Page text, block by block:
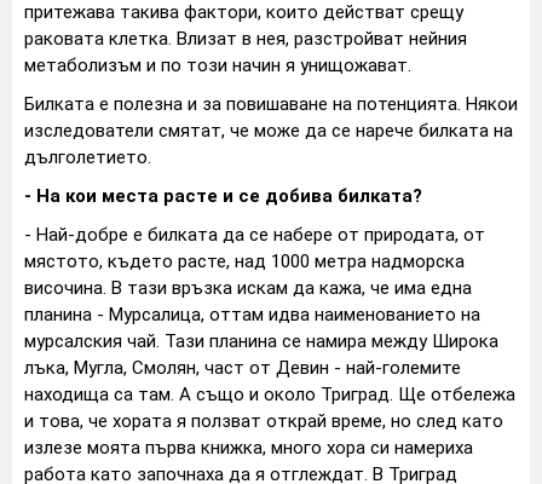
притежава такива фактори, които действат срещу
раковата клетка. Влизат в нея, разстройват нейния
метаболизъм и по този начин я унищожават.
Билката е полезна и за повишаване на потенцията. Някои
изследователи смятат, че може да се нарече билката на
дълголетието.
- На кои места расте и се добива билката?
- Най-добре е билката да се набере от природата, от
мястото, където расте, над 1000 метра надморска
височина. В тази връзка искам да кажа, че има една
планина - Мурсалица, оттам идва наименованието на
мурсалския чай. Тази планина се намира между Широка
лъка, Мугла, Смолян, част от Девин - най-големите
находища са там. А също и около Триград. Ще отбележа
и това, че хората я ползват открай време, но след като
излезе моята първа книжка, много хора си намериха
работа като започнаха да я отглеждат. В Триград